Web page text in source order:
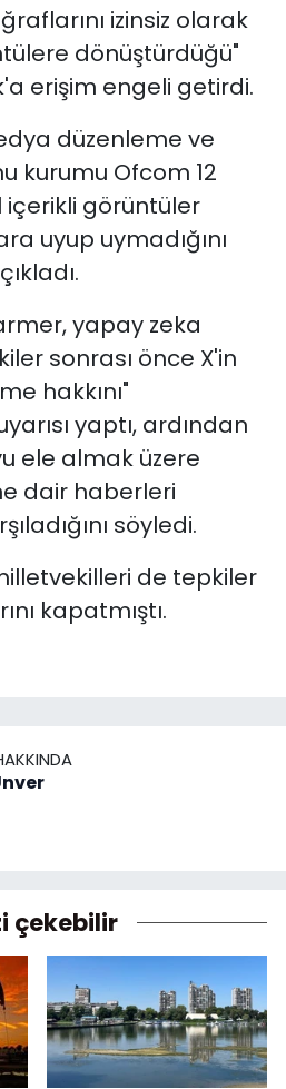
izinsiz olarak
dönüştürdüğü"
erişim engeli getirdi.
düzenleme ve
kurumu Ofcom 12
içerikli görüntüler
uyup uymadığını
yapay zeka
sonrası önce X'in
hakkını"
yaptı, ardından
ele almak üzere
dair haberleri
söyledi.
de tepkiler
kapatmıştı.
çekebilir